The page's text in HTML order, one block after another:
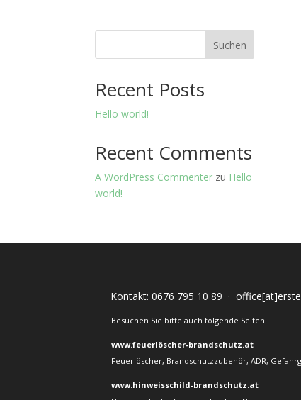
Suchen
Recent Posts
Hello world!
Recent Comments
A WordPress Commenter zu Hello
world!
Kontakt:0676 795 10 89 ·
Besuchen Sie bitte auch folgende Seiten:
www.feuerlöscher-brandschutz.at
Feuerlöscher, Brandschutzzubehör, ADR,
www.hinweisschild-brandschutz.at